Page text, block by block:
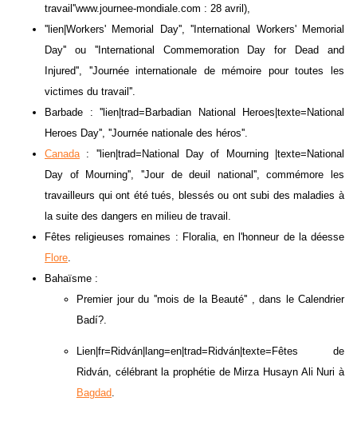
travail''www.journee-mondiale.com : 28 avril),
''lien|Workers' Memorial Day'', ''International Workers' Memorial
Day'' ou ''International Commemoration Day for Dead and
Injured'', ''Journée internationale de mémoire pour toutes les
victimes du travail''.
Barbade : ''lien|trad=Barbadian National Heroes|texte=National
Heroes Day'', ''Journée nationale des héros''.
Canada: ''lien|trad=National Day of Mourning |texte=National
Day of Mourning'', ''Jour de deuil national'', commémore les
travailleurs qui ont été tués, blessés ou ont subi des maladies à
la suite des dangers en milieu de travail.
Fêtes religieuses romaines : Floralia, en l'honneur de la déesse
Flore.
Bahaïsme :
Premier jour du ''mois de la Beauté'' , dans le Calendrier
Badí?.
Lien|fr=Ridván|lang=en|trad=Ridván|texte=Fêtes de
Ridván, célébrant la prophétie de Mirza Husayn Ali Nuri à
Bagdad.